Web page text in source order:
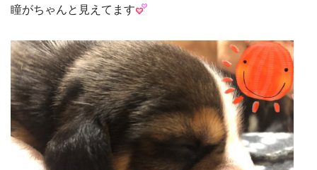
瞳がちゃんと見えてます